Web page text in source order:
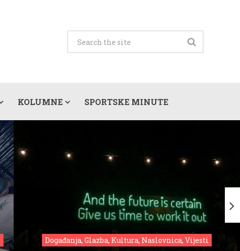
KOLUMNE SPORTSKE MINUTE
Događanja, Glazba, Kultura, Naslovnica, Vijesti